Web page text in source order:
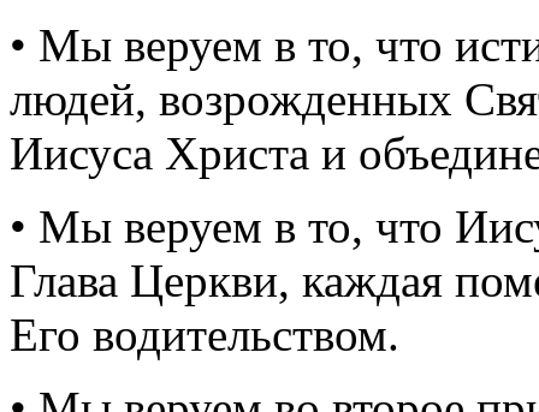
• Мы веруем в то, что
людей, возрожденных
Иисуса Христа и
• Мы веруем в то, что
Глава Церкви, каждая
Его водительством.